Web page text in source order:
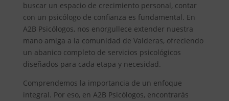
buscar un espacio de crecimiento personal, contar
con un psicólogo de confianza es fundamental. En
A2B Psicólogos, nos enorgullece extender nuestra
mano amiga a la comunidad de Valderas, ofreciendo
un abanico completo de servicios psicológicos
diseñados para cada etapa y necesidad.
Comprendemos la importancia de un enfoque
integral. Por eso, en A2B Psicólogos, encontrarás